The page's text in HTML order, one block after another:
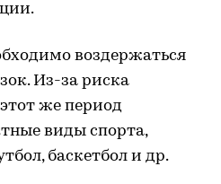
воздержаться
Из-за риска
же период
виды спорта,
баскетбол и др.